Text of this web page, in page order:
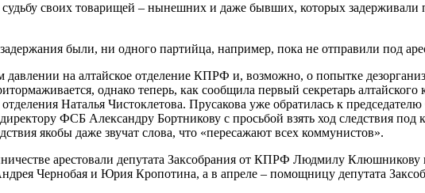
своих товарищей – нынешних и даже бывших, которых задерживали
были, ни одного партийца, например, пока не отправили под
на алтайское отделение КПРФ и, возможно, о попытке
однако теперь, как сообщила первый секретарь
Наталья Чистоклетова. Прусакова уже обратилась к
ФСБ Александру Бортникову с просьбой взять ход следствия
якобы даже звучат слова, что «пересажают всех коммунистов».
арестовали депутата Заксобрания от КПРФ Людмилу
Чернобая и Юрия Кропотина, а в апреле – помощницу депутата